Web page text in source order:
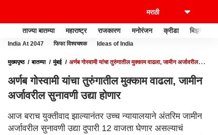
ताज्या बातम्या महाराष्ट्र राजकारण मनोरंजन क्रीडा बिझनेस
India At 2047 फिफा विश्वचषक Ideas of India
मुख्यपृष्ठ बातम्या मुंबई
अर्णब गोस्वामी यांचा तुरुंगातील मुक्काम वाढला, जामीन अर्जावरील
अर्णब गोस्वामी यांचा तुरुंगातील मुक्काम वाढला, जामीन
अर्जावरील सुनावणी उद्या होणार
आज बराच युक्तीवाद झाल्यानंतर उच्च न्यायालयाने अंतरिम जामीन
अर्जावरील सुनावणी उद्या दुपारी 12 वाजता घेणार असल्याचं